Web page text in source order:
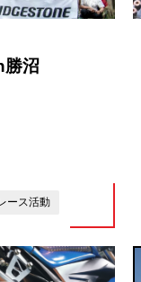
勝沼
ース活動